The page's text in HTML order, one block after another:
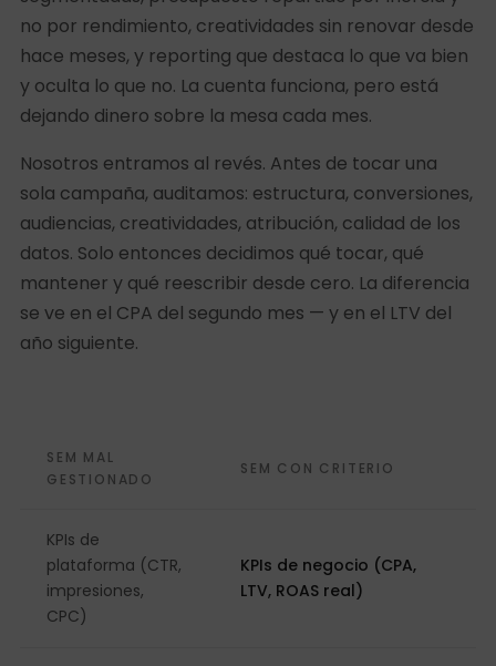
no por rendimiento, creatividades sin renovar desde
hace meses, y reporting que destaca lo que va bien
y oculta lo que no. La cuenta funciona, pero está
dejando dinero sobre la mesa cada mes.
Nosotros entramos al revés. Antes de tocar una
sola campaña, auditamos: estructura, conversiones,
audiencias, creatividades, atribución, calidad de los
datos. Solo entonces decidimos qué tocar, qué
mantener y qué reescribir desde cero. La diferencia
se ve en el CPA del segundo mes — y en el LTV del
año siguiente.
SEM MAL
GESTIONADO
SEM CON CRITERIO
KPIs de
plataforma (CTR,
impresiones,
CPC)
KPIs de negocio (CPA,
LTV, ROAS real)